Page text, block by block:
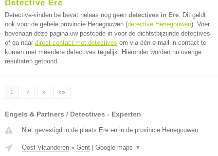
Detective Ere
Detective-vinden.be bevat helaas nog geen detectives in Ere. Dit geldt
ook voor de gehele provincie Henegouwen (detective Henegouwen). Voer
bovenaan deze pagina uw postcode in voor de dichtstbijzijnde detectives
of ga naar direct contact met detectives om via één e-mail in contact te
komen met meerdere detectives tegelijk. Hieronder worden nu overige
resultaten getoond.
1 2 » »»
Engels & Partners / Detectives - Experten
Niet gevestigd in de plaats Ere en in de provincie Henegouwen.
Oost-Vlaanderen » Gent Google maps ▼